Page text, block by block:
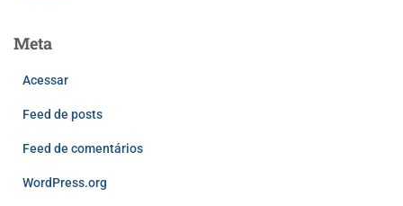
Meta
Acessar
Feed de posts
Feed de comentários
WordPress.org